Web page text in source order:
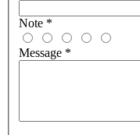
Note *
Message *